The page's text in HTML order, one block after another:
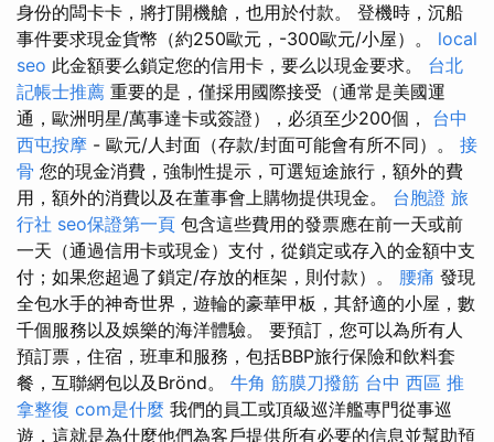
身份的闆卡卡，將打開機艙，也用於付款。 登機時，沉船
事件要求現金貨幣（約250歐元，-300歐元/小屋）。 local
seo 此金額要么鎖定您的信用卡，要么以現金要求。 台北
記帳士推薦 重要的是，僅採用國際接受（通常是美國運
通，歐洲明星/萬事達卡或簽證），必須至少200個， 台中
西屯按摩 - 歐元/人封面（存款/封面可能會有所不同）。 接
骨 您的現金消費，強制性提示，可選短途旅行，額外的費
用，額外的消費以及在董事會上購物提供現金。 台胞證 旅
行社 seo保證第一頁 包含這些費用的發票應在前一天或前
一天（通過信用卡或現金）支付，從鎖定或存入的金額中支
付；如果您超過了鎖定/存放的框架，則付款）。 腰痛 發現
全包水手的神奇世界，遊輪的豪華甲板，其舒適的小屋，數
千個服務以及娛樂的海洋體驗。 要預訂，您可以為所有人
預訂票，住宿，班車和服務，包括BBP旅行保險和飲料套
餐，互聯網包以及Brönd。 牛角 筋膜刀撥筋 台中 西區 推
拿整復 com是什麼 我們的員工或頂級巡洋艦專門從事巡
遊，這就是為什麼他們為客戶提供所有必要的信息並幫助預